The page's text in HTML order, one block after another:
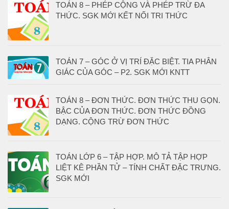
TOÁN 8 – PHÉP CỘNG VÀ PHÉP TRỪ ĐA
THỨC. SGK MỚI KẾT NỐI TRI THỨC
TOÁN 7 – GÓC Ở VỊ TRÍ ĐẶC BIỆT. TIA PHÂN
GIÁC CỦA GÓC – P2. SGK MỚI KNTT
TOÁN 8 – ĐƠN THỨC. ĐƠN THỨC THU GỌN.
BẬC CỦA ĐƠN THỨC. ĐƠN THỨC ĐỒNG
DẠNG. CỘNG TRỪ ĐƠN THỨC
TOÁN LỚP 6 – TẬP HỢP. MÔ TẢ TẬP HỢP
LIỆT KÊ PHẦN TỬ – TÍNH CHẤT ĐẶC TRƯNG.
SGK MỚI